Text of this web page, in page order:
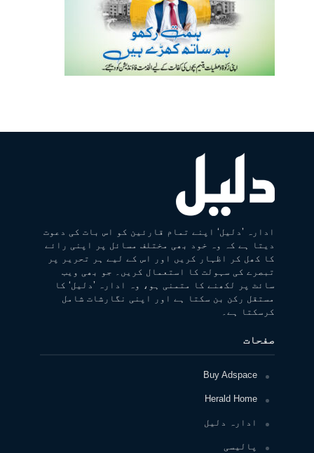
ادارہ ’دلیل‘ اپنے تمام قارئین کو اس بات کی دعوت
دیتا ہے کہ وہ خود بھی مختلف مسائل پر اپنی رائے
کا کھل کر اظہار کریں اور اس کے لیے ہر تحریر پر
تبصرے کی سہولت کا استعمال کریں۔ جو بھی ویب
سائٹ پر لکھنے کا متمنی ہو، وہ ادارہ ’دلیل‘ کا
مستقل رکن بن سکتا ہے اور اپنی نگارشات شامل
کرسکتا ہے۔
صفحات
Buy Adspace
Herald Home
ادارہ دلیل
پالیسی